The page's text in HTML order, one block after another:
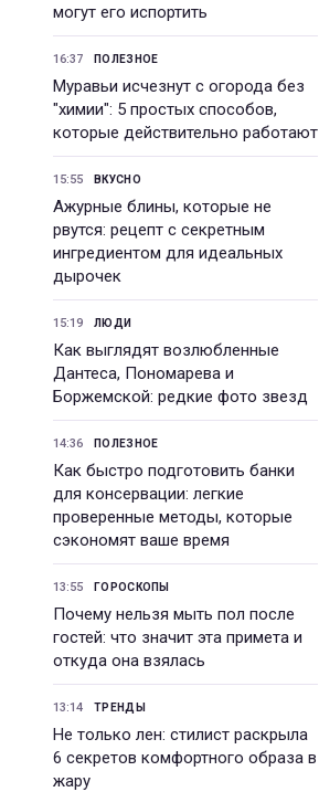
могут его испортить
16:37 ПОЛЕЗНОЕ
Муравьи исчезнут с огорода без
"химии": 5 простых способов,
которые действительно работают
15:55 ВКУСНО
Ажурные блины, которые не
рвутся: рецепт с секретным
ингредиентом для идеальных
дырочек
15:19 ЛЮДИ
Как выглядят возлюбленные
Дантеса, Пономарева и
Боржемской: редкие фото звезд
14:36 ПОЛЕЗНОЕ
Как быстро подготовить банки
для консервации: легкие
проверенные методы, которые
сэкономят ваше время
13:55 ГОРОСКОПЫ
Почему нельзя мыть пол после
гостей: что значит эта примета и
откуда она взялась
13:14 ТРЕНДЫ
Не только лен: стилист раскрыла
6 секретов комфортного образа в
жару